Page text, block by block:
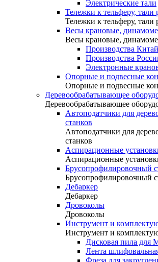
Электрические тали
Тележки к тельферу, тали
Тележки к тельферу, тали
Весы крановые,
Весы крановые,
Производства Китай
Производства
Электронные
Опорные и подвесные
Опорные и подвесные
Деревообрабатывающее
Деревообрабатывающее
Автоподатчики для
станков
Автоподатчики для
станков
Аспирационные
Аспирационные
Брусопрофилировочный
Брусопрофилировочный
Дебаркер
Дебаркер
Дровоколы
Дровоколы
Инструмент и
Инструмент и
Дисковая пила для
Лента
Фреза для